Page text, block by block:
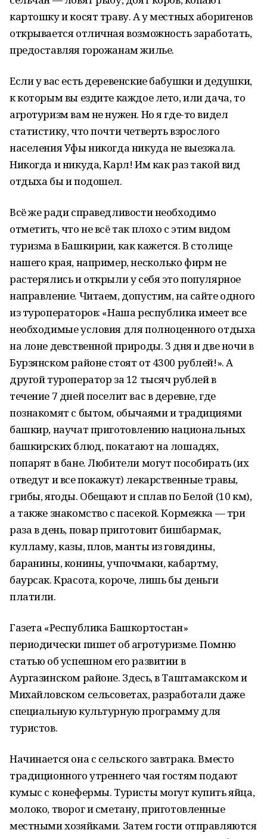
картошку и косят траву. А у местных аборигенов
открывается отличная возможность заработать,
предоставляя горожанам жилье.
Если у вас есть деревенские бабушки и дедушки,
к которым вы ездите каждое лето, или дача, то
агротуризм вам не нужен. Но я где-то видел
статистику, что почти четверть взрослого
населения Уфы никогда никуда не выезжала.
Никогда и никуда, Карл! Им как раз такой вид
отдыха бы и подошел.
Всё же ради справедливости необходимо
отметить, что не всё так плохо с этим видом
туризма в Башкирии, как кажется. В столице
нашего края, например, несколько фирм не
растерялись и открыли у себя это популярное
направление. Читаем, допустим, на сайте одного
из туроператоров: «Наша республика имеет все
необходимые условия для полноценного отдыха
на лоне девственной природы. 3 дня и две ночи в
Бурзянском районе стоят от 4300 рублей!». А
другой туроператор за 12 тысяч рублей в
течение 7 дней поселит вас в деревне, где
познакомят с бытом, обычаями и традициями
башкир, научат приготовлению национальных
башкирских блюд, покатают на лошадях,
попарят в бане. Любители могут пособирать (их
отведут и все покажут) лекарственные травы,
грибы, ягоды. Обещают и сплав по Белой (10 км),
а также знакомство с пасекой. Кормежка — три
раза в день, повар приготовит бишбармак,
кулламу, казы, плов, манты из говядины,
баранины, конины, учпочмаки, кабартму,
баурсак. Красота, короче, лишь бы деньги
платили.
Газета «Республика Башкортостан»
периодически пишет об агротуризме. Помню
статью об успешном его развитии в
Аургазинском районе. Здесь, в Таштамакском и
Михайловском сельсоветах, разработали даже
специальную культурную программу для
туристов.
Начинается она с сельского завтрака. Вместо
традиционного утреннего чая гостям подают
кумыс с конефермы. Туристы могут купить яйца,
молоко, творог и сметану, приготовленные
местными хозяйками. Затем гости отправляются